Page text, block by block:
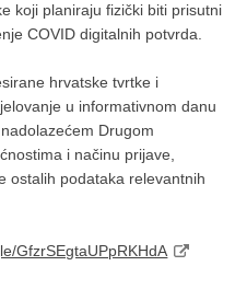
koji planiraju fizički biti prisutni
COVID digitalnih potvrda.
hrvatske tvrtke i
u informativnom danu
Drugom
i načinu prijave,
ostalih podataka relevantnih
GfzrSEgtaUPpRKHdA